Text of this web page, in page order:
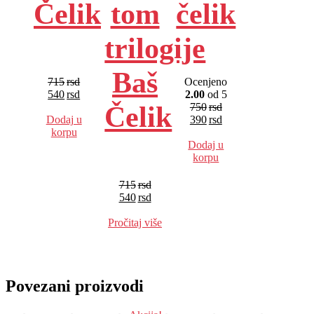
Čelik
715rsd
540rsd
Dodaj u
korpu
tom
trilogije
Baš
Čelik
715rsd
540 rsd
Pročitaj više
čelik
Ocenjeno
2.00od 5
750rsd
390rsd
Dodaj u
korpu
Povezani proizvodi